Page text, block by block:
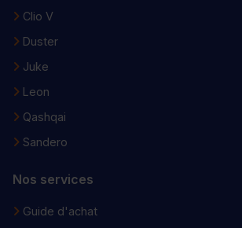
Clio V
Duster
Juke
Leon
Qashqai
Sandero
Nos services
Guide d'achat